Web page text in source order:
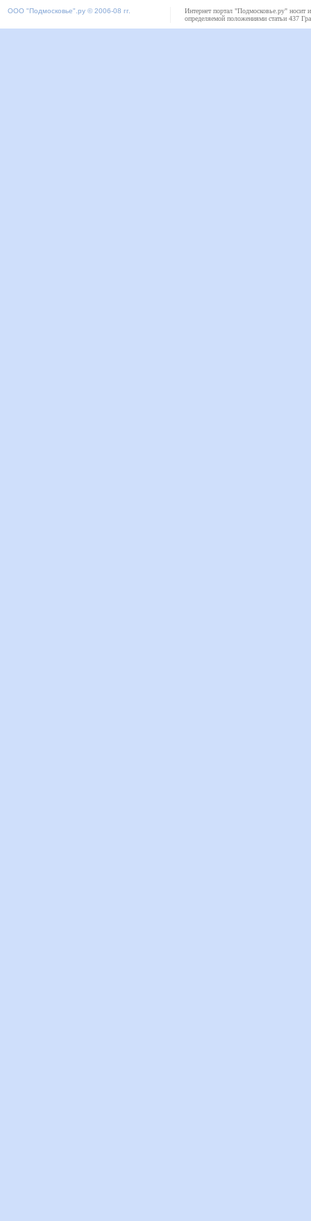
ООО "Подмосковье" .ру © 2006-08 гг.
Интернет портал "Подмосковье.ру" носит
определяемой положениями статьи 437